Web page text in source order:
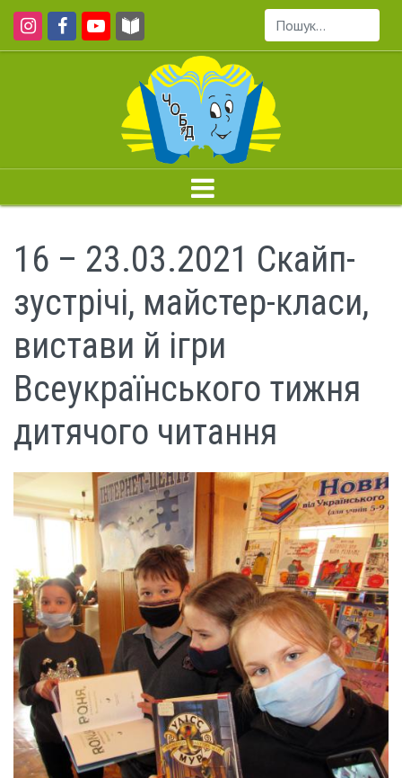
Пошук...
16 – 23.03.2021 Скайп-
зустрічі, майстер-класи,
вистави й ігри
Всеукраїнського тижня
дитячого читання